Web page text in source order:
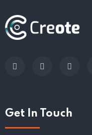
Get In Touch